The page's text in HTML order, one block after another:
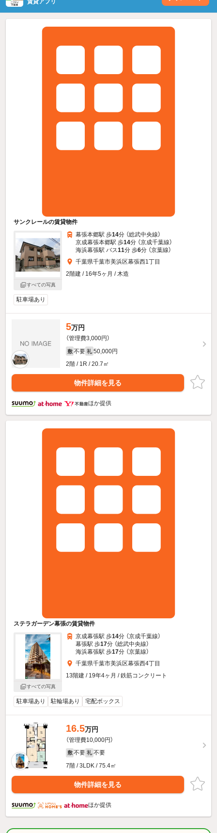
賃貸アプリ
サンクレールの賃貸物件
すべての写真
幕張本郷駅 歩14分 （総武中央線）
京成幕張本郷駅 歩14分 （京成千葉線）
海浜幕張駅 バス11分 歩6分 （京葉線）
千葉県千葉市美浜区幕張西1丁目
2階建 / 16年5ヶ月 / 木造
駐車場あり
5万円
（管理費3,000円）
敷 不要 礼 50,000円
2階 / 1R / 20.7㎡
物件詳細を見る
ほか提供
ステラガーデン幕張の賃貸物件
すべての写真
京成幕張駅 歩14分 （京成千葉線）
幕張駅 歩17分 （総武中央線）
海浜幕張駅 歩17分 （京葉線）
千葉県千葉市美浜区幕張西4丁目
13階建 / 19年4ヶ月 / 鉄筋コンクリート
駐車場あり 駐輪場あり 宅配ボックス
16.5万円
（管理費10,000円）
敷 不要 礼 不要
7階 / 3LDK / 75.4㎡
物件詳細を見る
ほか提供